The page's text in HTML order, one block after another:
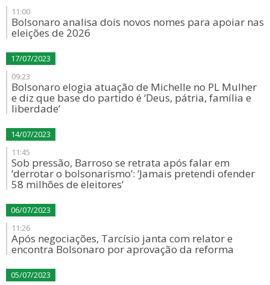
11:00
Bolsonaro analisa dois novos nomes para apoiar nas
eleições de 2026
17/07/2023
09:23
Bolsonaro elogia atuação de Michelle no PL Mulher
e diz que base do partido é ‘Deus, pátria, família e
liberdade’
14/07/2023
11:45
Sob pressão, Barroso se retrata após falar em
‘derrotar o bolsonarismo’: ‘Jamais pretendi ofender
58 milhões de eleitores’
06/07/2023
11:26
Após negociações, Tarcísio janta com relator e
encontra Bolsonaro por aprovação da reforma
05/07/2023